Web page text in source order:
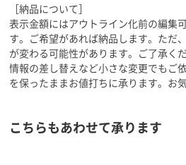
に応じてzoomやGooglemeetなど）
での打ち合わせも可能です。
タイムラグを感じさせないスピー
とりで、
初めての取引先様にも安心してい
います。
［納品について］
表示金額にはアウトライン化前の編集
す。ご希望があれば納品します。ただ
が変わる可能性があります。ご了承くだ
情報の差し替えなど小さな変更でもご
を保ったままお値打ちに承ります。お
こちらもあわせて承ります